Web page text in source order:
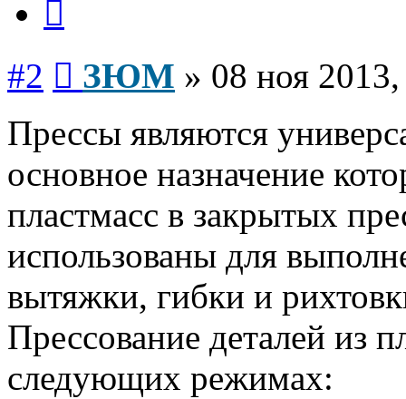
#2 ЗЮМ » 08 ноя
Прессы являются
основное назначение
пластмасс в закрытых
использованы для
вытяжки, гибки и
Прессование деталей из
следующих режимах: